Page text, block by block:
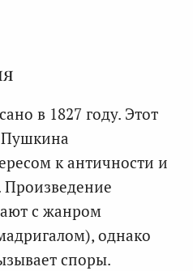
в 1827 году. Этот
Пушкина
к античности и
Произведение
с жанром
однако
споры.